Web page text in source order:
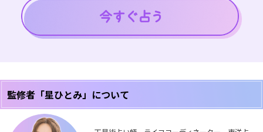
監修者「星ひとみ」について